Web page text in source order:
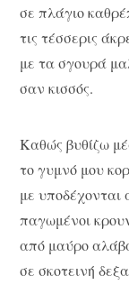
σε πλάγιο
τις τέσσερις
με τα σγουρά
σαν κισσός.
Καθώς βυθίζω
το γυμνό μου
με υποδέχονται
παγωμένοι
από μαύρο
σε σκοτεινή